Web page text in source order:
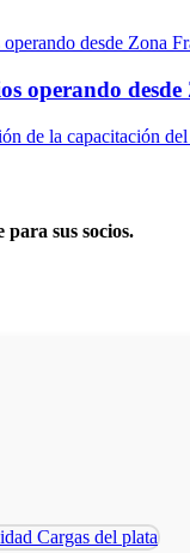
operando
de la capacitación
sus socios.